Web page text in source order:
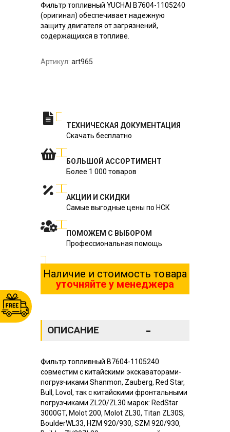
Фильтр топливный YUCHAI B7604-1105240
(оригинал) обеспечивает надежную
защиту двигателя от загрязнений,
содержащихся в топливе.
Артикул: art965
ТЕХНИЧЕСКАЯ ДОКУМЕНТАЦИЯ
Скачать бесплатно
БОЛЬШОЙ АССОРТИМЕНТ
Более 1 000 товаров
АКЦИИ И СКИДКИ
Самые выгодные цены по НСК
ПОМОЖЕМ С ВЫБОРОМ
Профессиональная помощь
Наличие и стоимость товара
уточняйте у менеджера
ОПИСАНИЕ -
Фильтр топливный B7604-1105240
совместим с китайскими экcкавaтоpами-
погрузчиками Shanmon, Zauberg, Red Star,
Bull, Lovol, так с китайскими фронтальными
погрузчиками ZL20/ZL30 марок: RedStar
3000GT, Molot 200, Molot ZL30, Titan ZL30S,
BoulderWL33, HZM 920/930, SZM 920/930,